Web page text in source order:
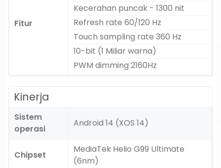
Fitur
Kecerahan puncak - 1300 nit
Refresh rate 60/120 Hz
Touch sampling rate 360 Hz
10-bit (1 Miliar warna)
PWM dimming 2160Hz
Kinerja
Sistem
operasi
Android 14 (XOS 14)
Chipset
MediaTek Helio G99 Ultimate
(6nm)